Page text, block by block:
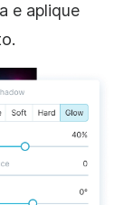
e aplique